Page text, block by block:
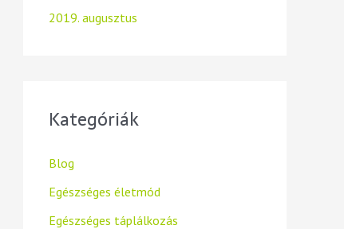
2019. augusztus
Kategóriák
Blog
Egészséges életmód
Egészséges táplálkozás